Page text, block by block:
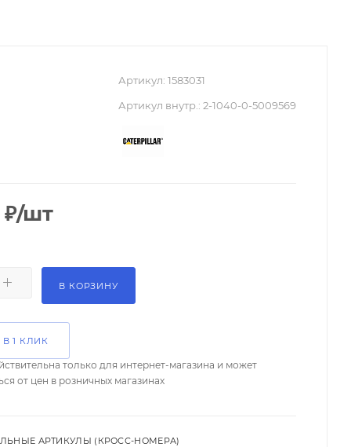
Артикул: 1583031
Артикул внутр.: 2-1040-0-5009569
₽/шт
В КОРЗИНУ
1 КЛИК
только для интернет-магазина и может
от цен в розничных магазинах
АРТИКУЛЫ (КРОСС-НОМЕРА)